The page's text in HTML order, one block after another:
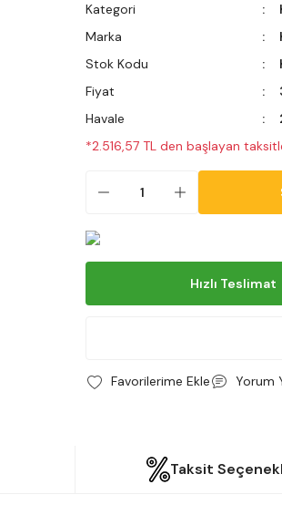
Kategori
Marka
Stok Kodu
Fiyat
Havale
*2.516,57 TL den başlayan
Hızlı Teslimat
Yorum
Taksit